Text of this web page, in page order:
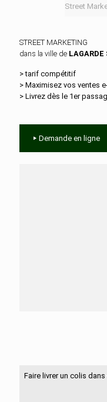
Street
STREET MARKETING
dans la ville de LAGARDE
> tarif compétitif
> Maximisez vos ventes
> Livrez dès le 1er
Demande en ligne
Faire livrer un colis